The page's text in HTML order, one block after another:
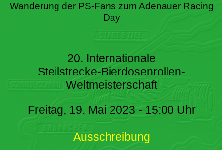
Wanderung der PS-Fans zum Adenauer Racing
Day
20. Internationale
Steilstrecke-Bierdosenrollen-
Weltmeisterschaft
Freitag, 19. Mai 2023 - 15:00 Uhr
Ausschreibung